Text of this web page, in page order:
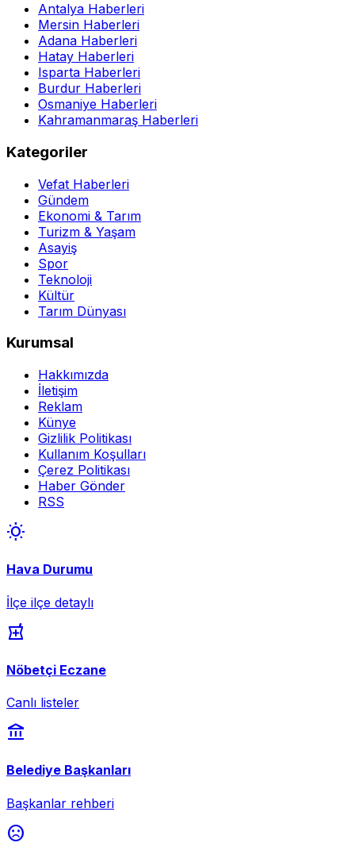
Antalya Haberleri
Mersin Haberleri
Adana Haberleri
Hatay Haberleri
Isparta Haberleri
Burdur Haberleri
Osmaniye Haberleri
Kahramanmaraş Haberleri
Kategoriler
Vefat Haberleri
Gündem
Ekonomi & Tarım
Turizm & Yaşam
Asayiş
Spor
Teknoloji
Kültür
Tarım Dünyası
Kurumsal
Hakkımızda
İletişim
Reklam
Künye
Gizlilik Politikası
Kullanım Koşulları
Çerez Politikası
Haber Gönder
RSS
wb_sunny
Hava Durumu
İlçe ilçe detaylı
local_pharmacy
Nöbetçi Eczane
Canlı listeler
account_balance
Belediye Başkanları
Başkanlar rehberi
sentiment_dissatisfied